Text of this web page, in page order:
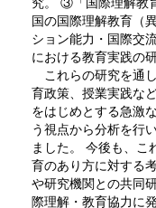
国の国際理解教育（
ション能力・国際交
における教育実践の
これらの研究を通
育政策、授業実践な
をはじめとする急激
う視点から分析を行
ました。 今後も、こ
育のあり方に対する
や研究機関との共同
際理解・教育協力に